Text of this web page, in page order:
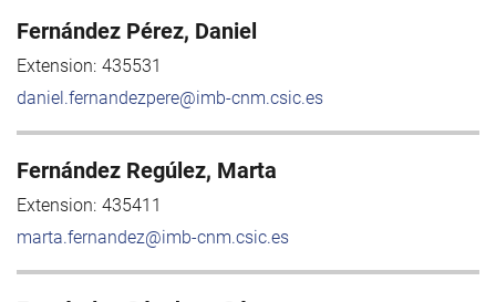
Fernández Pérez, Daniel
Extension: 435531
daniel.fernandezpere@imb-cnm.csic.es
Fernández Regúlez, Marta
Extension: 435411
marta.fernandez@imb-cnm.csic.es